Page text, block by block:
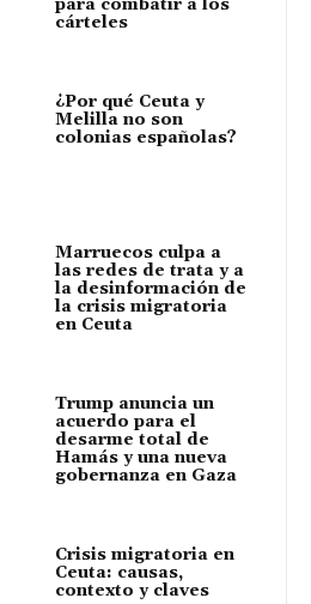
cárteles
¿Por qué Ceuta y
Melilla no son
colonias españolas?
Marruecos culpa a
las redes de trata y a
la desinformación de
la crisis migratoria
en Ceuta
Trump anuncia un
acuerdo para el
desarme total de
Hamás y una nueva
gobernanza en Gaza
Crisis migratoria en
Ceuta: causas,
contexto y claves